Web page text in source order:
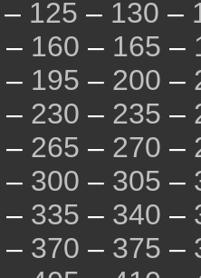
– 125 – 130 –
– 160 – 165 –
– 195 – 200 –
– 230 – 235 –
– 265 – 270 –
– 300 – 305 –
– 335 – 340 –
– 370 – 375 –